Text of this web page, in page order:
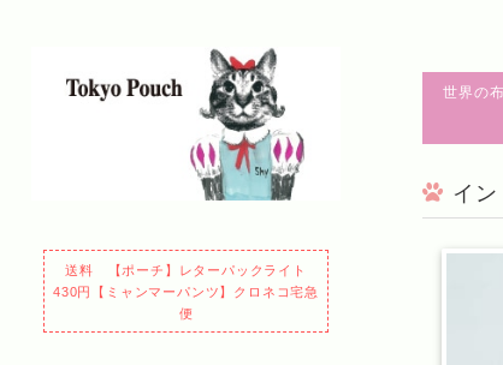
送料 【ポーチ】レターパックライト
430円【ミャンマーパンツ】クロネコ宅急
便
世界の
イ